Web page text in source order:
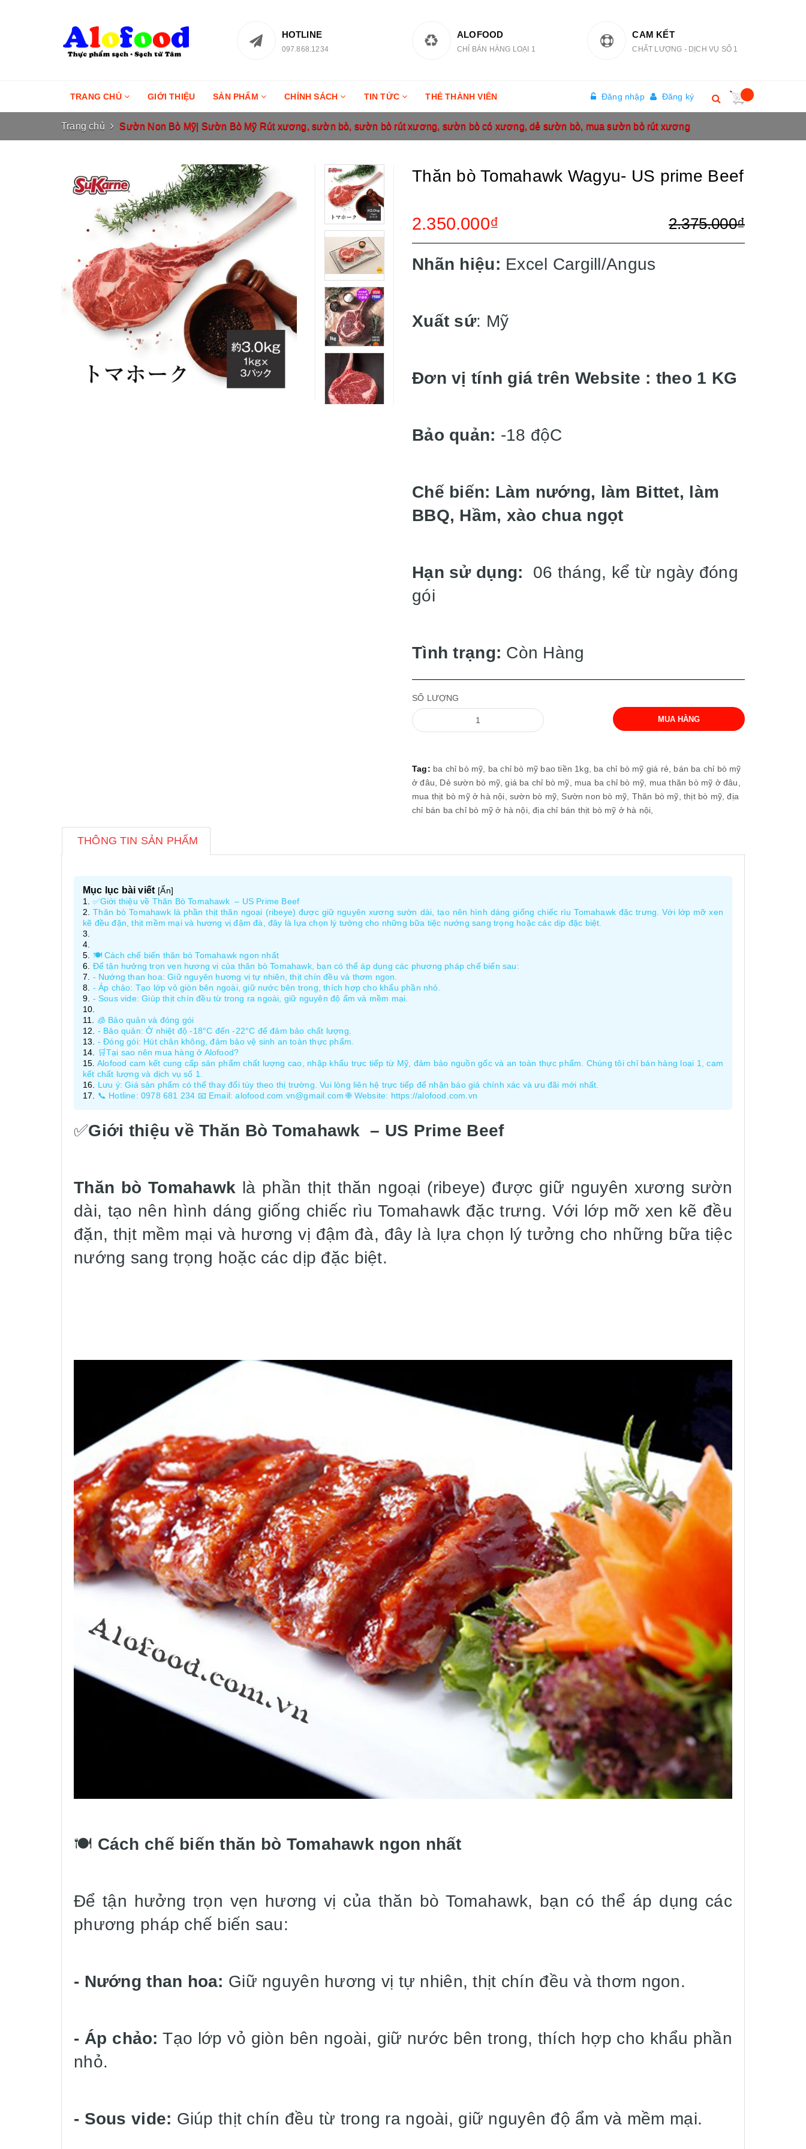
HOTLINE
097.868.1234
ALOFOOD
CHỈ BÁN HÀNG LOẠI 1
CAM KẾT
CHẤT LƯỢNG - DỊCH VỤ SỐ 1
TRANG CHỦ GIỚI THIỆU SẢN PHẨM CHÍNH SÁCH TIN TỨC THẺ THÀNH VIÊN Đăng nhập Đăng ký
Trang chủ Sườn Non Bò Mỹ| Sườn Bò Mỹ Rút xương, sườn bò, sườn bò rút xương, sườn bò có xương, dẻ sườn bò, mua sườn bò rút xương
Thăn bò Tomahawk Wagyu- US prime Beef
2.350.000₫ 2.375.000₫
Nhãn hiệu: Excel Cargill/Angus
Xuất sứ: Mỹ
Đơn vị tính giá trên Website : theo 1 KG
Bảo quản: -18 độC
Chế biến: Làm nướng, làm Bittet, làm
BBQ, Hầm, xào chua ngọt
Hạn sử dụng: 06 tháng, kể từ ngày đóng
gói
Tình trạng: Còn Hàng
SỐ LƯỢNG
MUA HÀNG
Tag: ba chỉ bò mỹ, ba chỉ bò mỹ bao tiền 1kg, ba chỉ bò mỹ giá rẻ, bán ba chỉ bò mỹ
ở đâu, Dẻ sườn bò mỹ,giá ba chỉ bò mỹ, mua ba chỉ bò mỹ, mua thăn bò mỹ ở đâu,
mua thịt bò mỹ ở hà nội, sườn bò mỹ, Sườn non bò mỹ, Thăn bò mỹ,thịt bò mỹ,địa
chỉ bán ba chỉ bò mỹ ở hà nội,địa chỉ bán thịt bò mỹ ở hà nội,
THÔNG TIN SẢN PHẨM
Mục lục bài viết [Ẩn]
✅Giới thiệu về Thăn Bò Tomahawk – US Prime Beef
Thăn bò Tomahawk là phần thịt thăn ngoại (ribeye) được giữ nguyên xương sườn dài, tạo nên hình dáng giống chiếc rìu Tomahawk đặc trưng. Với lớp mỡ xen
kẽ đều đặn, thịt mềm mại và hương vị đậm đà, đây là lựa chọn lý tưởng cho những bữa tiệc nướng sang trọng hoặc các dịp đặc biệt.
🍽️ Cách chế biến thăn bò Tomahawk ngon nhất
Để tận hưởng trọn vẹn hương vị của thăn bò Tomahawk, bạn có thể áp dụng các phương pháp chế biến sau:
- Nướng than hoa: Giữ nguyên hương vị tự nhiên, thịt chín đều và thơm ngon.
- Áp chảo: Tạo lớp vỏ giòn bên ngoài, giữ nước bên trong, thích hợp cho khẩu phần nhỏ.
- Sous vide: Giúp thịt chín đều từ trong ra ngoài, giữ nguyên độ ẩm và mềm mại.
🧊 Bảo quản và đóng gói
- Bảo quản: Ở nhiệt độ -18°C đến -22°C để đảm bảo chất lượng.
- Đóng gói: Hút chân không, đảm bảo vệ sinh an toàn thực phẩm.
🛒Tại sao nên mua hàng ở Alofood?
Alofood cam kết cung cấp sản phẩm chất lượng cao, nhập khẩu trực tiếp từ Mỹ, đảm bảo nguồn gốc và an toàn thực phẩm. Chúng tôi chỉ bán hàng loại 1, cam
kết chất lượng và dịch vụ số 1.
Lưu ý: Giá sản phẩm có thể thay đổi tùy theo thị trường. Vui lòng liên hệ trực tiếp để nhận báo giá chính xác và ưu đãi mới nhất.
📞 Hotline: 0978 681 234 📧 Email: alofood.com.vn@gmail.com 🌐 Website: https://alofood.com.vn
✅Giới thiệu về Thăn Bò Tomahawk – US Prime Beef
Thăn bò Tomahawk là phần thịt thăn ngoại (ribeye) được giữ nguyên xương sườn
dài, tạo nên hình dáng giống chiếc rìu Tomahawk đặc trưng. Với lớp mỡ xen kẽ đều
đặn, thịt mềm mại và hương vị đậm đà, đây là lựa chọn lý tưởng cho những bữa tiệc
nướng sang trọng hoặc các dịp đặc biệt.
🍽️ Cách chế biến thăn bò Tomahawk ngon nhất
Để tận hưởng trọn vẹn hương vị của thăn bò Tomahawk, bạn có thể áp dụng các
phương pháp chế biến sau:
- Nướng than hoa: Giữ nguyên hương vị tự nhiên, thịt chín đều và thơm ngon.
- Áp chảo: Tạo lớp vỏ giòn bên ngoài, giữ nước bên trong, thích hợp cho khẩu phần
nhỏ.
- Sous vide: Giúp thịt chín đều từ trong ra ngoài, giữ nguyên độ ẩm và mềm mại.